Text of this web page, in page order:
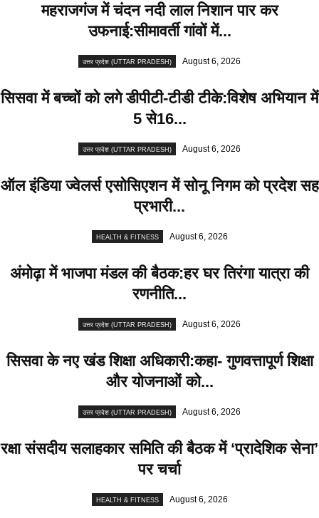
महराजगंज में चंदन नदी लाल निशान पार कर
उफनाई:सीमावर्ती गांवों में...
उत्तर प्रदेश (UTTAR PRADESH) August 6, 2026
सिसवा में बच्चों को लगे डीपीटी-टीडी टीके:विशेष अभियान में
5 से16...
उत्तर प्रदेश (UTTAR PRADESH) August 6, 2026
ऑल इंडिया ज्वेलर्स एसोसिएशन में सोनू निगम को प्रदेश सह
प्रभारी...
HEALTH & FITNESS August 6, 2026
अंमोढ़ा में भाजपा मंडल की बैठक:हर घर तिरंगा यात्रा की
रणनीति...
उत्तर प्रदेश (UTTAR PRADESH) August 6, 2026
सिसवा के नए खंड शिक्षा अधिकारी:कहा- गुणवत्तापूर्ण शिक्षा
और योजनाओं को...
उत्तर प्रदेश (UTTAR PRADESH) August 6, 2026
रक्षा संसदीय सलाहकार समिति की बैठक में ‘प्रादेशिक सेना’
पर चर्चा
HEALTH & FITNESS August 6, 2026